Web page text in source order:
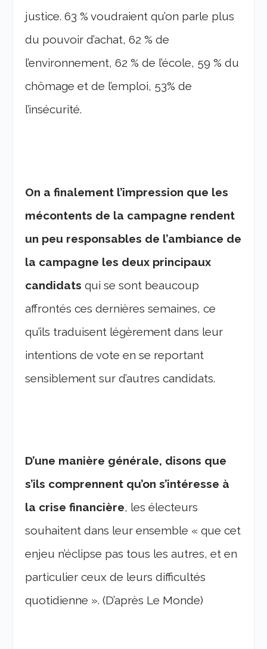
justice. 63 % voudraient qu’on parle plus
du pouvoir d’achat, 62 % de
l’environnement, 62 % de l’école, 59 % du
chômage et de l’emploi, 53% de
l’insécurité.
On a finalement l’impression que les
mécontents de la campagne rendent
un peu responsables de l’ambiance de
la campagne les deux principaux
candidats qui se sont beaucoup
affrontés ces dernières semaines, ce
qu’ils traduisent légèrement dans leur
intentions de vote en se reportant
sensiblement sur d’autres candidats.
D’une manière générale, disons que
s’ils comprennent qu’on s’intéresse à
la crise financière, les électeurs
souhaitent dans leur ensemble « que cet
enjeu n’éclipse pas tous les autres, et en
particulier ceux de leurs difficultés
quotidienne ». (D’après Le Monde)